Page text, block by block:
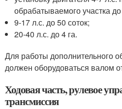
обрабатываемого участка до
9-17 л.с. до 50 соток;
20-40 л.с. до 4 га.
Для работы дополнительного
должен оборудоваться валом
Ходовая часть, рулевое
трансмиссия